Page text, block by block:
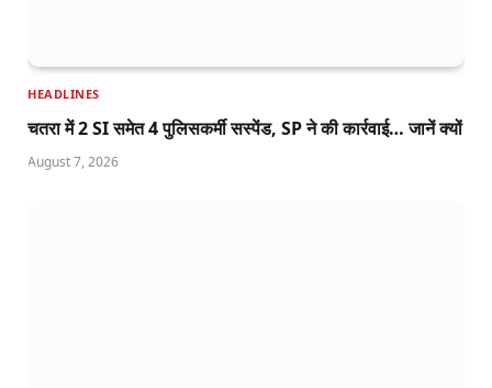
HEADLINES
चतरा में 2 SI समेत 4 पुलिसकर्मी सस्पेंड, SP ने की कार्रवाई… जानें क्यों
August 7, 2026